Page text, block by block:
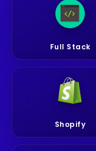
Full Stack
Shopify